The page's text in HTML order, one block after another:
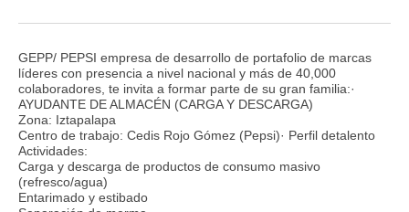
GEPP/ PEPSI empresa de desarrollo de portafolio de marcas
líderes con presencia a nivel nacional y más de 40,000
colaboradores, te invita a formar parte de su gran familia:·
AYUDANTE DE ALMACÉN (CARGA Y DESCARGA)
Zona: Iztapalapa
Centro de trabajo: Cedis Rojo Gómez (Pepsi)· Perfil detalento
Actividades:
Carga y descarga de productos de consumo masivo
(refresco/agua)
Entarimado y estibado